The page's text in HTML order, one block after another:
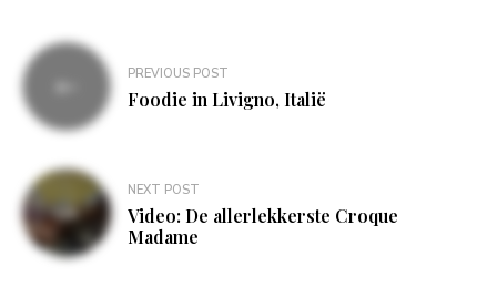
Bericht
navigatie
PREVIOUS POST
Foodie in Livigno, Italië
NEXT POST
Video: De allerlekkerste Croque
Madame